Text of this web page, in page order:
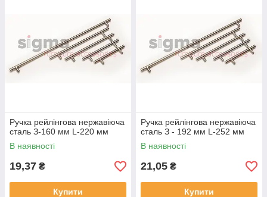
Ручка рейлінгова нержавіюча
сталь З-160 мм L-220 мм
В наявності
19,37 ₴
Купити
Ручка рейлінгова нержавіюча
сталь З - 192 мм L-252 мм
В наявності
21,05 ₴
Купити